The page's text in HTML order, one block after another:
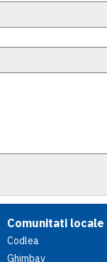
Comunitati locale
Codlea
Ghimbav